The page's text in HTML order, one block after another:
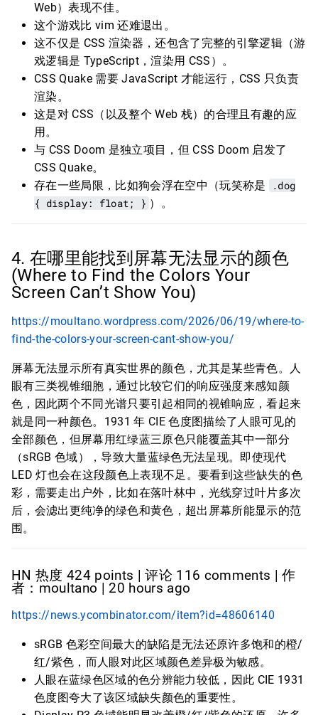
Web）表现不佳。
这个游戏比 vim 还难退出。
这不仅是 CSS 渲染器，还包含了完整的引擎逻辑（游
戏逻辑是 TypeScript，渲染用 CSS）。
CSS Quake 需要 JavaScript 才能运行，CSS 只负责
渲染。
这是对 CSS（以及整个 Web 栈）的合理且有趣的应
用。
与 CSS Doom 是独立项目，但 CSS Doom 启发了
CSS Quake。
存在一些局限，比如狗会浮在空中（玩笑称是
.dog
{ display: float; } ）。
4. 在哪里能找到屏幕无法显示的颜色
(Where to Find the Colors Your
Screen Can’t Show You)
https://moultano.wordpress.com/2026/06/19/where-to-
find-the-colors-your-screen-cant-show-you/
屏幕无法显示所有真实世界的颜色，尤其是某些青色。人
眼有三类视锥细胞，通过比较它们的响应强度来感知颜
色，因此两个不同光谱只要引起相同的视锥响应，看起来
就是同一种颜色。1931 年 CIE 色度图描绘了人眼可见的
全部颜色，但屏幕用红绿蓝三原色只能覆盖其中一部分
（sRGB 色域），导致大量蓝绿色无法呈现。即使现代
LED 灯也会在这段颜色上表现不足。要看到这些缺失的色
彩，需要走出户外，比如在落叶林中，光线穿过叶片多次
后，会滤出更纯净的绿色和黄色，超出屏幕所能显示的范
围。
HN 热度 424 points | 评论 116 comments | 作
者：moultano | 20 hours ago
https://news.ycombinator.com/item?id=48606140
sRGB 色彩空间最大的缺陷是无法还原许多饱和的橙/
红/紫色，而人眼对此区域颜色差异极为敏感。
人眼在蓝绿色区域的色分辨能力较低，因此 CIE 1931
色度图夸大了该区域缺失颜色的重要性。